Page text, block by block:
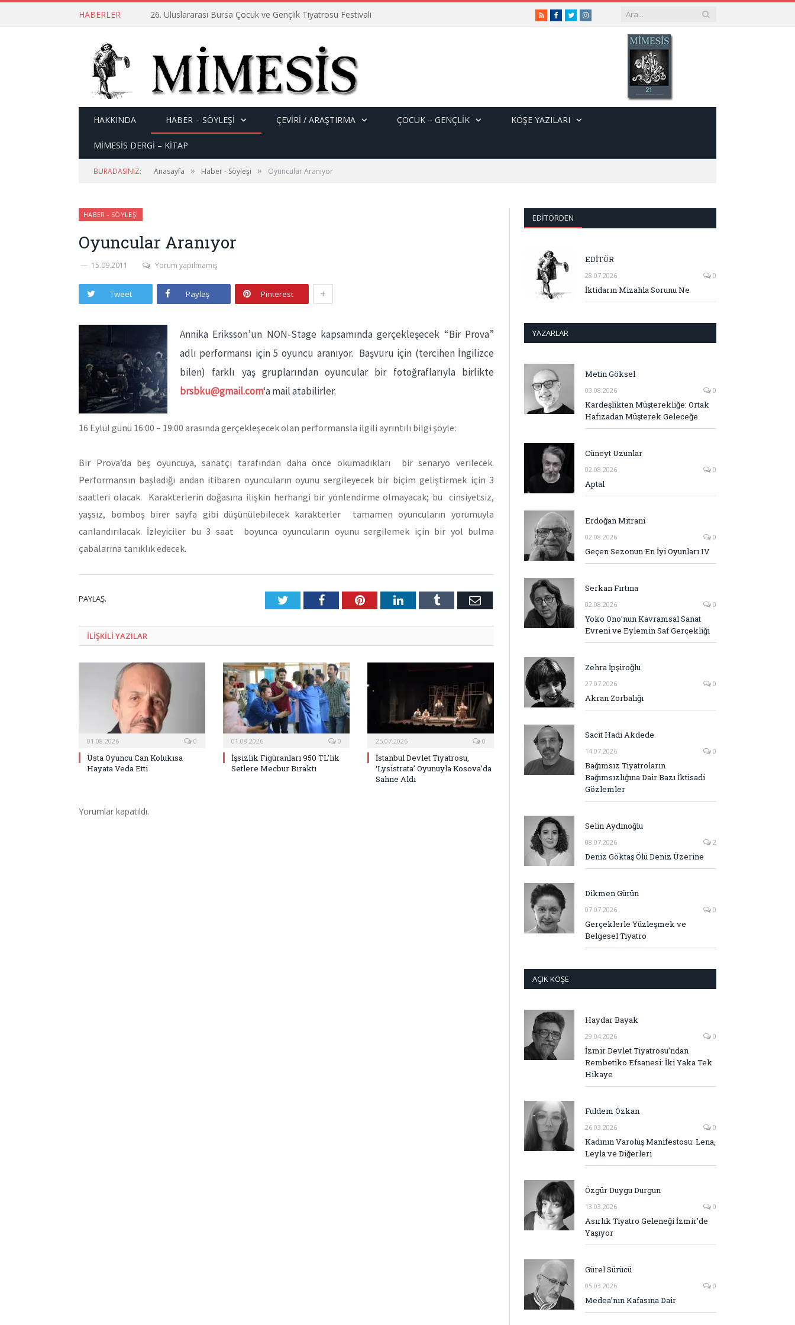
HABERLER 26. Uluslararası Bursa Çocuk ve Gençlik Tiyatrosu Festivali RSSFacebook
TwitterInstagram
HAKKINDA HABER – SÖYLEŞI ÇEVİRİ / ARAŞTIRMA ÇOCUK – GENÇLIK KÖŞE YAZILARI
MİMESİS DERGİ – KİTAP
BURADASINIZ: Anasayfa » Haber - Söyleşi » Oyuncular Aranıyor
HABER - SÖYLEŞI
Oyuncular Aranıyor
15.09.2011 Yorum yapılmamış
Tweet Paylaş Pinterest +
Annika Eriksson’un NON-Stage kapsamında gerçekleşecek “Bir Prova”
adlı performansı için 5 oyuncu aranıyor. Başvuru için (tercihen İngilizce
bilen) farklı yaş gruplarından oyuncular bir fotoğraflarıyla birlikte
brsbku@gmail.com‘a mail atabilirler.
16 Eylül günü 16:00 – 19:00 arasında gerçekleşecek olan performansla ilgili ayrıntılı bilgi şöyle:
Bir Prova’da beş oyuncuya, sanatçı tarafından daha önce okumadıkları bir senaryo verilecek.
Performansın başladığı andan itibaren oyuncuların oyunu sergileyecek bir biçim geliştirmek için 3
saatleri olacak. Karakterlerin doğasına ilişkin herhangi bir yönlendirme olmayacak; bu cinsiyetsiz,
yaşsız, bomboş birer sayfa gibi düşünülebilecek karakterler tamamen oyuncuların yorumuyla
canlandırılacak. İzleyiciler bu 3 saat boyunca oyuncuların oyunu sergilemek için bir yol bulma
çabalarına tanıklık edecek.
PAYLAŞ. TwitterFacebookPinterestLinkedInTumblr E-
ILIŞKILI YAZILAR
01.08.2026 0
Usta Oyuncu Can Kolukısa
Hayata Veda Etti
01.08.2026 0
İşsizlik Figüranları 950 TL’lik
Setlere Mecbur Bıraktı
25.07.2026 0
İstanbul Devlet Tiyatrosu,
‘Lysistrata’ Oyunuyla Kosova’da
Sahne Aldı
Yorumlar kapatıldı.
EDITÖRDEN
EDİTÖR
28.07.2026 0
İktidarın Mizahla Sorunu Ne
YAZARLAR
Metin Göksel
03.08.2026 0
Kardeşlikten Müşterekliğe: Ortak
Hafızadan Müşterek Geleceğe
Cüneyt Uzunlar
02.08.2026 0
Aptal
Erdoğan Mitrani
02.08.2026 0
Geçen Sezonun En İyi Oyunları IV
Serkan Fırtına
02.08.2026 0
Yoko Ono’nun Kavramsal Sanat
Evreni ve Eylemin Saf Gerçekliği
Zehra İpşiroğlu
27.07.2026 0
Akran Zorbalığı
Sacit Hadi Akdede
14.07.2026 0
Bağımsız Tiyatroların
Bağımsızlığına Dair Bazı İktisadi
Gözlemler
Selin Aydınoğlu
08.07.2026 2
Deniz Göktaş Ölü Deniz Üzerine
Dikmen Gürün
07.07.2026 0
Gerçeklerle Yüzleşmek ve
Belgesel Tiyatro
AÇIK KÖŞE
Haydar Bayak
29.04.2026 0
İzmir Devlet Tiyatrosu’ndan
Rembetiko Efsanesi: İki Yaka Tek
Hikaye
Fuldem Özkan
26.03.2026 0
Kadının Varoluş Manifestosu: Lena,
Leyla ve Diğerleri
Özgür Duygu Durgun
13.03.2026 0
Asırlık Tiyatro Geleneği İzmir’de
Yaşıyor
Gürel Sürücü
05.03.2026 0
Medea’nın Kafasına Dair